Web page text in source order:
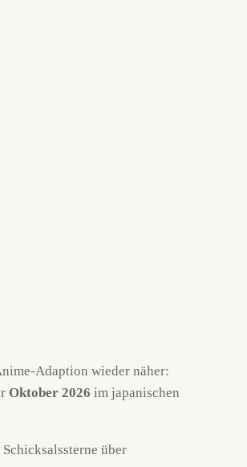
Adaption wieder näher:
Oktober 2026 im japanischen